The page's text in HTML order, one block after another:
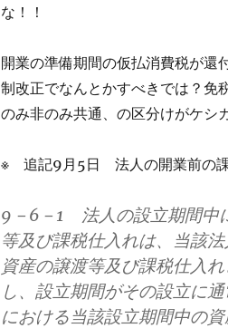
な！！
開業の準備期間の仮払消費税が還
制改正でなんとかすべきでは？免
のみ非のみ共通、の区分けがケシ
※ 追記9月5日 法人の開業前の課
9 －6－1 法人の設立期間中
等及び課税仕入れは、当該
資産の譲渡等及び課税仕入
し、設立期間がその設立に
における当該設立期間中の